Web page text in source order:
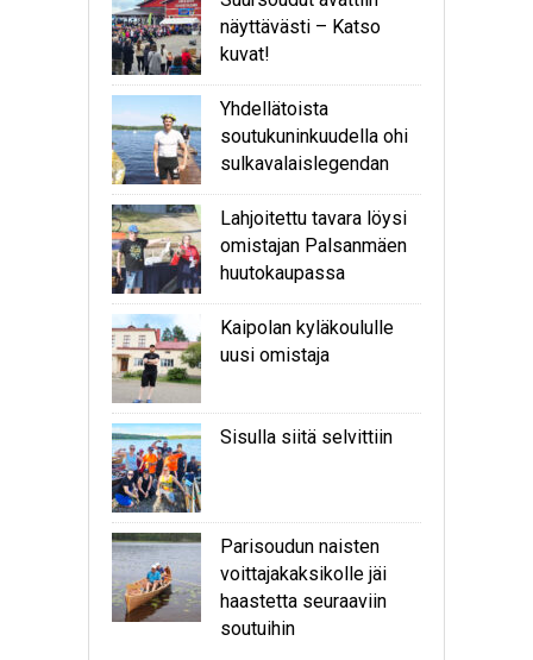
näyttävästi – Katso
kuvat!
Yhdellätoista
soutukuninkuudella ohi
sulkavalaislegendan
Lahjoitettu tavara löysi
omistajan Palsanmäen
huutokaupassa
Kaipolan kyläkoululle
uusi omistaja
Sisulla siitä selvittiin
Parisoudun naisten
voittajakaksikolle jäi
haastetta seuraaviin
soutuihin